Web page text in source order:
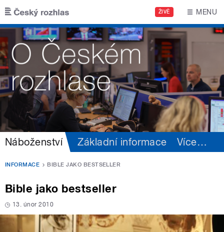
Přejít k hlavnímu obsahu
ŽIVĚ MENU
Náboženství Základní informace Více…
INFORMACE BIBLE JAKO BESTSELLER
Bible jako bestseller
13. únor 2010